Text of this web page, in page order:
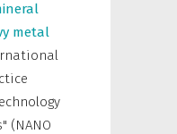
metal
(NANO